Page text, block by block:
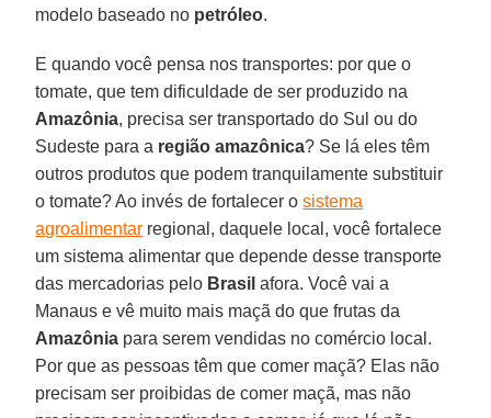
modelo baseado no petróleo.
E quando você pensa nos transportes: por que o
tomate, que tem dificuldade de ser produzido na
Amazônia, precisa ser transportado do Sul ou do
Sudeste para a região amazônica? Se lá eles têm
outros produtos que podem tranquilamente substituir
o tomate? Ao invés de fortalecer osistema
agroalimentar regional, daquele local, você fortalece
um sistema alimentar que depende desse transporte
das mercadorias pelo Brasil afora. Você vai a
Manaus e vê muito mais maçã do que frutas da
Amazônia para serem vendidas no comércio local.
Por que as pessoas têm que comer maçã? Elas não
precisam ser proibidas de comer maçã, mas não